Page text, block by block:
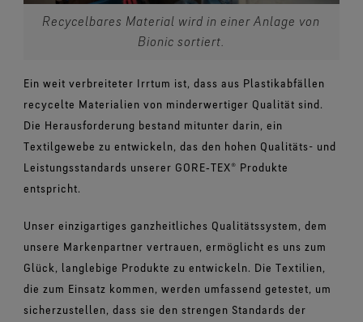
Recycelbares Material wird in einer Anlage von
Bionic sortiert.
Ein weit verbreiteter Irrtum ist, dass aus Plastikabfällen
recycelte Materialien von minderwertiger Qualität sind.
Die Herausforderung bestand mitunter darin, ein
Textilgewebe zu entwickeln, das den hohen Qualitäts- und
Leistungsstandards unserer GORE‑TEX® Produkte
entspricht.
Unser einzigartiges ganzheitliches Qualitätssystem, dem
unsere Markenpartner vertrauen, ermöglicht es uns zum
Glück, langlebige Produkte zu entwickeln. Die Textilien,
die zum Einsatz kommen, werden umfassend getestet, um
sicherzustellen, dass sie den strengen Standards der